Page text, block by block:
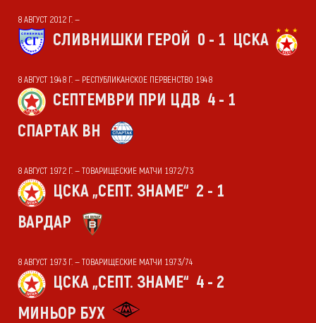
8 АВГУСТ 2012 Г. —
СЛИВНИШКИ ГЕРОЙ 0 - 1 ЦСКА
8 АВГУСТ 1948 Г. — РЕСПУБЛИКАНСКОЕ ПЕРВЕНСТВО 1948
СЕПТЕМВРИ ПРИ ЦДВ 4 - 1
СПАРТАК ВН
8 АВГУСТ 1972 Г. — ТОВАРИЩЕСКИЕ МАТЧИ 1972/73
ЦСКА „СЕПТ. ЗНАМЕ“ 2 - 1
ВАРДАР
8 АВГУСТ 1973 Г. — ТОВАРИЩЕСКИЕ МАТЧИ 1973/74
ЦСКА „СЕПТ. ЗНАМЕ“ 4 - 2
МИНЬОР БУХ